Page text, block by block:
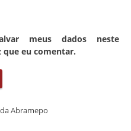
meus dados neste
que eu comentar.
Abramepo